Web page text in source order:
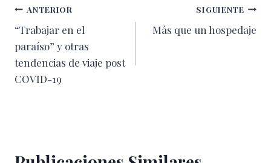
Navegación
de
entradas
ANTERIOR
“Trabajar en el
paraíso” y otras
tendencias de viaje post
COVID-19
SIGUIENTE
Más que un hospedaje